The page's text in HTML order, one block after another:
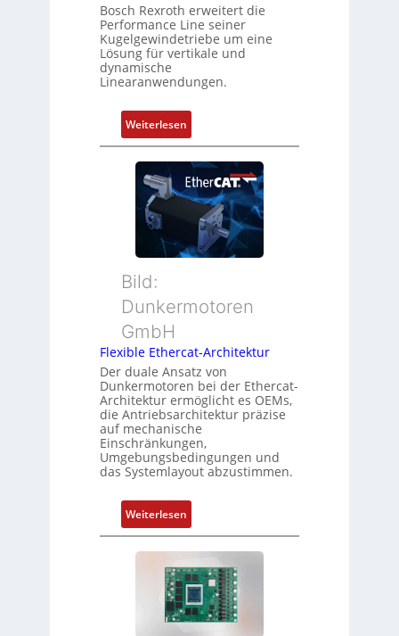
u
n
g
n
d
Z
u
s
t
a
s
e
w
a
c
h
u
n
g
m
b
i
i
r
t
P
o
s
i
s
s
u
n
g
u
n
Z
u
s
t
a
n
d
Bosch Rexroth erweitert die
Performance Line seiner
Kugelgewindetriebe um eine
Lösung für vertikale und
dynamische
Linearanwendungen.
Weiterlesen:
N
e
u
e
u
e
t
y
p
s
o
r
g
t
f
ü
r
m
e
h
r
Bild:
Dunkermotoren
GmbH
Flexible Ethercat-Architektur
Der duale Ansatz von
Dunkermotoren bei der Ethercat-
Architektur ermöglicht es OEMs,
die Antriebsarchitektur präzise
auf mechanische
Einschränkungen,
Umgebungsbedingungen und
das Systemlayout abzustimmen.
Weiterlesen:
F
l
e
x
i
b